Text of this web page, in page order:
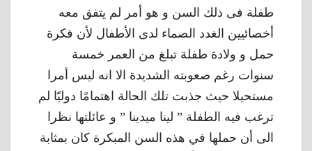
طفلة فى ذلك السن و هو أمر لم يتفق معه
أخصائيين الغدد الصماء لدى الأطفال لأن فكرة
حمل و ولادة طفلة تبلغ من العمر خمسة
سنوات رغم صعوبته الشديدة الا انه ليس أمرا
مستحيلا حيث جذبت تلك الحالة اهتمامًا دوليًا لم
ترغب فيه الطفلة ” لينا ميدينا ” و عائلتها نظرا
الى أن حملها في هذه السن المبكرة كان بمثابة